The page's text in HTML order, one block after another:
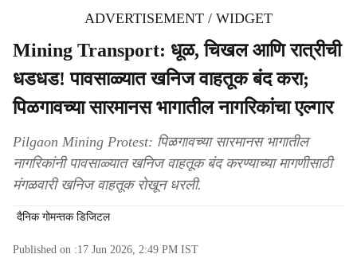
ADVERTISEMENT / WIDGET
Mining Transport: धूळ, चिखल आणि रात्रीची
धडधड! पावसाळ्यात खनिज वाहतूक बंद करा;
पिळगावच्या सारमानस भागातील नागरिकांचा एल्गार
Pilgaon Mining Protest: पिळगावच्या सारमानस भागातील
नागरिकांनी पावसाळ्यात खनिज वाहतूक बंद करण्याच्या मागणीसाठी
मंगळवारी खनिज वाहतूक रोखून धरली.
दैनिक गोमन्तक डिजिटल
Published on :17 Jun 2026, 2:49 PM IST